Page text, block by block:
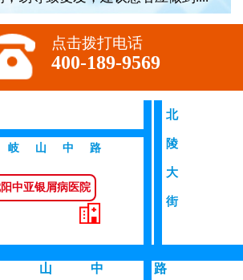
点击拨打电话
400-189-9569
中亚银屑病医院
岐山中路
北
陵
大
街
山 中 路